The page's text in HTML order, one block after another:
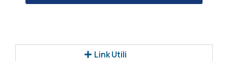
Link Utili